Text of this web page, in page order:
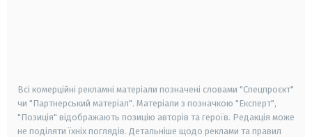
Всі комерційні рекламні матеріали позначені словами "Спецпроєкт"
чи "Партнерський матеріал". Матеріали з позначкою "Експерт",
"Позиція" відображають позицію авторів та героїв. Редакція може
не поділяти їхніх поглядів. Детальніше щодо реклами та правил